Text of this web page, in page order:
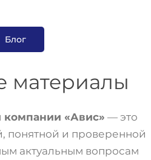
Блог
материалы
«Авис» — это
понятной и проверенной
актуальным вопросам